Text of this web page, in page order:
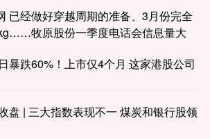
已经做好穿越周期的准备、3月份完全
牧原股份一季度电话会信息量大
暴跌60%！上市仅4个月 这家港股公司
盘 | 三大指数表现不一 煤炭和银行股领